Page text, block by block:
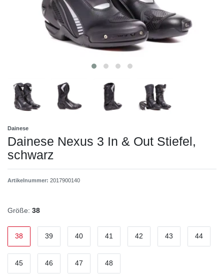
Dainese
Dainese Nexus 3 In & Out Stiefel,
schwarz
Artikelnummer: 2017900140
Größe: 38
38 39 40 41 42 43 44
45 46 47 48